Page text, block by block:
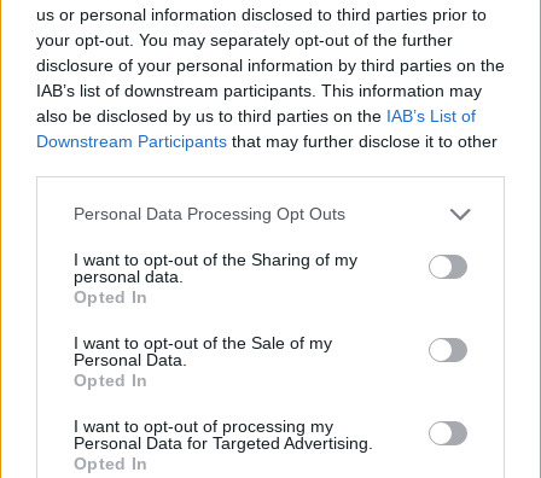
us or personal information disclosed to third parties prior to
your opt-out. You may separately opt-out of the further
disclosure of your personal information by third parties on the
IAB’s list of downstream participants. This information may
also be disclosed by us to third parties on the IAB’s List of
Downstream Participants that may further disclose it to other
Personal Data Processing Opt Outs
I want to opt-out of the Sharing of my
personal data.
Opted In
I want to opt-out of the Sale of my
Personal Data.
Opted In
I want to opt-out of processing my
Personal Data for Targeted Advertising.
Opted In